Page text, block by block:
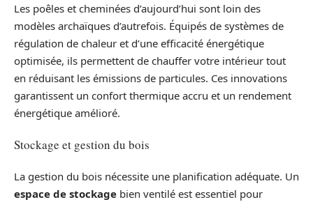
Les poêles et cheminées d’aujourd’hui sont loin des
modèles archaïques d’autrefois. Équipés de systèmes de
régulation de chaleur et d’une efficacité énergétique
optimisée, ils permettent de chauffer votre intérieur tout
en réduisant les émissions de particules. Ces innovations
garantissent un confort thermique accru et un rendement
énergétique amélioré.
Stockage et gestion du bois
La gestion du bois nécessite une planification adéquate. Un
espace de stockage bien ventilé est essentiel pour